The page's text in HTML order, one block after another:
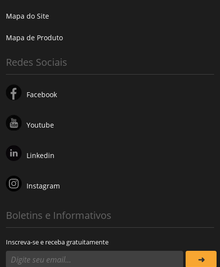
Mapa do Site
Mapa de Produto
Redes Sociais
Facebook
Youtube
Linkedin
Instagram
Boletins e Informativos
Inscreva-se e receba gratuitamente